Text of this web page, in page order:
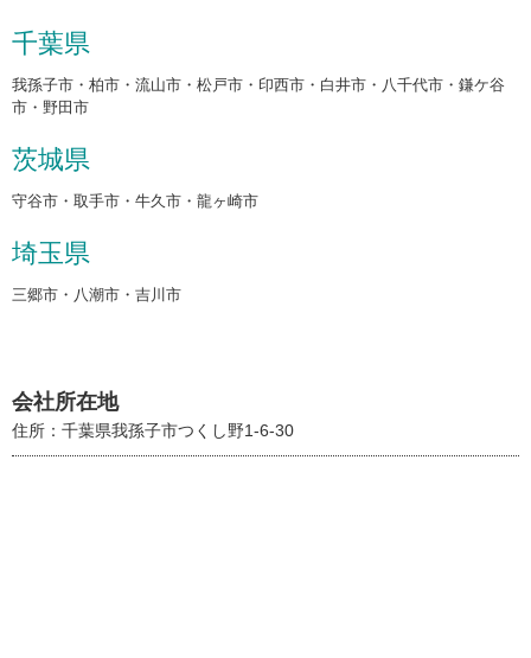
千葉県
我孫子市・柏市・流山市・松戸市・印西市・白井市・八千代市・鎌ケ谷
市・野田市
茨城県
守谷市・取手市・牛久市・龍ヶ崎市
埼玉県
三郷市・八潮市・吉川市
会社所在地
住所：千葉県我孫子市つくし野1-6-30